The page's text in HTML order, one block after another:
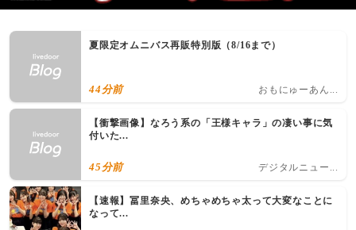
44分前
夏限定オムニバス再販特別版（8/16まで）
おもにゅーあん...
45分前
【衝撃画像】なろう系の「王様キャラ」の凄い事に気
付いた...
デジタルニュー...
【速報】冨里奈央、めちゃめちゃ太って大変なことに
なって...